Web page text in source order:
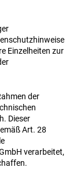
Einzelheiten zur
der
Dieser
Art. 28
verarbeitet,